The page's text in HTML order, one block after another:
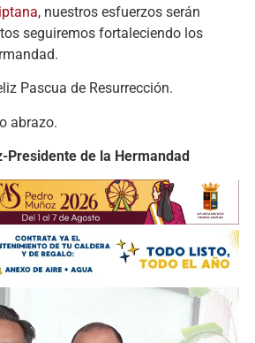
, nuestros esfuerzos serán
seguiremos fortaleciendo los
Pascua de Resurrección.
abrazo.
Presidente de la Hermandad